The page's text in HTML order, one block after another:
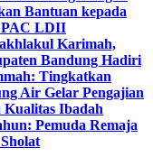
Bantuan kepada
PAC LDII
Karimah,
Bandung Hadiri
Tingkatkan
Air Gelar Pengajian
Kualitas Ibadah
Pemuda Remaja